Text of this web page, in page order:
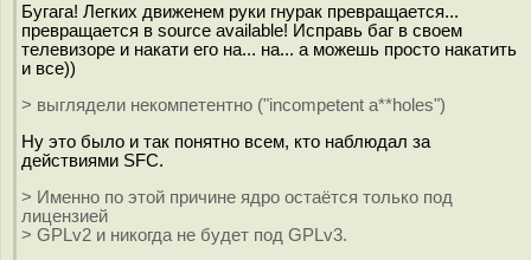
Бугага! Легких движенем руки гнурак превращается...
превращается в source available! Исправь баг в своем
телевизоре и накати его на... на... а можешь просто накатить
и все))
> выглядели некомпетентно ("incompetent a**holes")
Ну это было и так понятно всем, кто наблюдал за
действиями SFC.
> Именно по этой причине ядро остаётся только под
лицензией
> GPLv2 и никогда не будет под GPLv3.